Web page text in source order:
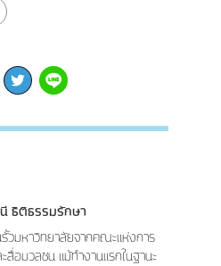
ธิติธรรมรักษา
วมหาวิทยาลัยจากคณะแห่งการ
ะสื่อมวลชน แม้ทำงานแรกในฐานะ